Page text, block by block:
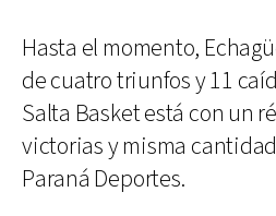
Hasta el momento,
de cuatro triunfos y 11
Salta Basket está con un
victorias y misma
Paraná Deportes.